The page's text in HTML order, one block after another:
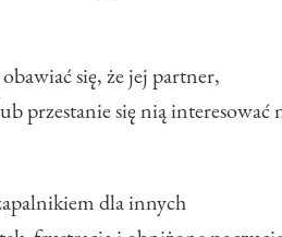
się, że jej partner,
przestanie się nią interesować
dla innych